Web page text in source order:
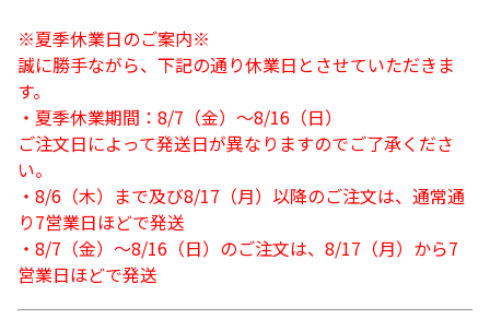
※夏季休業日のご案内※
誠に勝手ながら、下記の通り休業日とさせていただきま
す。
・夏季休業期間：8/7（金）～8/16（日）
ご注文日によって発送日が異なりますのでご了承くださ
い。
・8/6（木）まで及び8/17（月）以降のご注文は、通常通
り7営業日ほどで発送
・8/7（金）～8/16（日）のご注文は、8/17（月）から7
営業日ほどで発送